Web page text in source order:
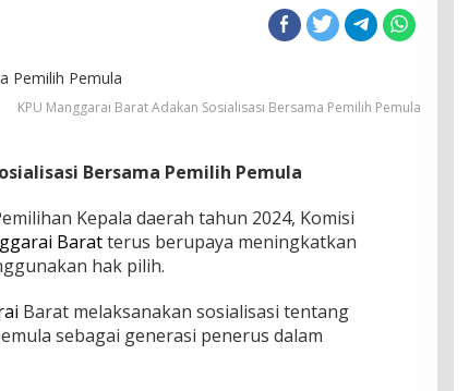
KPU Manggarai Barat Adakan Sosialisasi Bersama Pemilih Pemula
Bersama Pemilih Pemula
Kepala daerah tahun 2024, Komisi
Baratterus berupaya meningkatkan
hak pilih.
Barat melaksanakan sosialisasi tentang
sebagai generasi penerus dalam